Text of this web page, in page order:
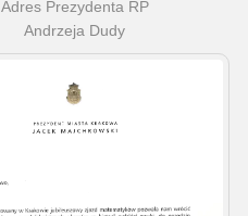
Adres Prezydenta RP
Andrzeja Dudy